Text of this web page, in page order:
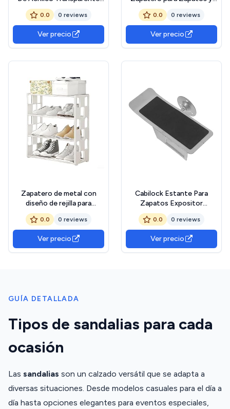
Expositores para Sandalias
y Tacones Altos Hogar
Tiendas y Comerciales
Soporte para Zapatos De
Exhibición
0.0 0 reviews
Ver precio
Sandalias Expositor De
Zapatería Organizador De
Zapatos
0.0 0 reviews
Ver precio
Zapatero de metal con
diseño de rejilla para
dormitorio, pasillo, entrada,
organizador de ahorro de
espacio para tenis, tacones
y sandalias (blanco)
0.0 0 reviews
Ver precio
Cabilock Estante Para
Zapatos Expositor
Minorista Zapatero De
Pared Soporte Para
Sandalias Diseño Versátil
0.0 0 reviews
Ver precio
GUÍA DETALLADA
Tipos de sandalias para cada
ocasión
Las sandalias son un calzado versátil que se adapta a
diversas situaciones. Desde modelos casuales para el día a
día hasta opciones elegantes para eventos especiales,